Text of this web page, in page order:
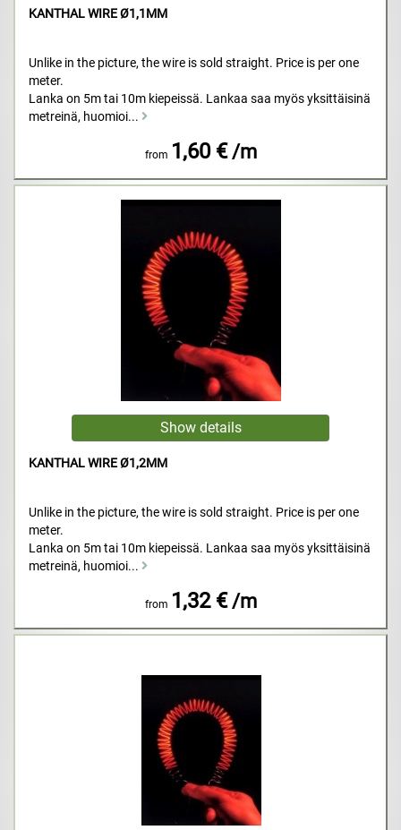
KANTHAL WIRE Ø1,1MM
Unlike in the picture, the wire is sold straight. Price is per one
meter.
Lanka on 5m tai 10m kiepeissä. Lankaa saa myös yksittäisinä
metreinä, huomioi...
from 1,60 € /m
KANTHAL WIRE Ø1,2MM
Unlike in the picture, the wire is sold straight. Price is per one
meter.
Lanka on 5m tai 10m kiepeissä. Lankaa saa myös yksittäisinä
metreinä, huomioi...
from 1,32 € /m